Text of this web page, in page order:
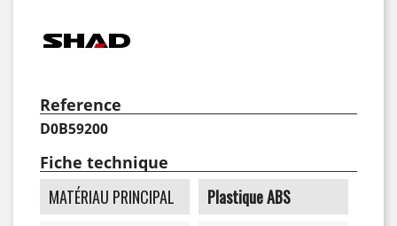
Reference
D0B59200
Fiche technique
MATÉRIAU PRINCIPAL
Plastique ABS